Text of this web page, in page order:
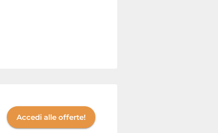
Accedi alle offerte!